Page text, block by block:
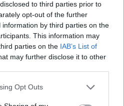
to third parties prior to
opt-out of the further
by third parties on the
This information may
parties on the IAB’s List of
may further disclose it to other
app uses one or more Google
Opt Outs
VOLT ILYEN ALACSONY AZ
emelkedtek éves
miközben az élelmiszerek ára
Szólj hozzá!